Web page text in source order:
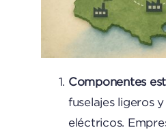
Componentes
fuselajes ligeros
eléctricos.